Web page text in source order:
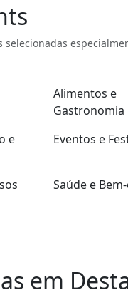
selecionadas
Alimentos e
Gastronomia
e
Eventos e
Saúde e
em